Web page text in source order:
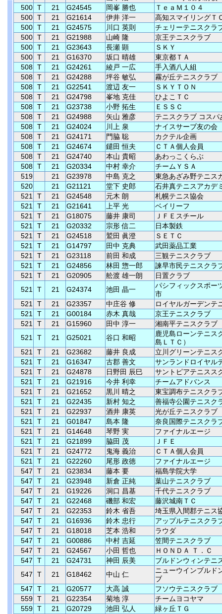
500 T 21 G24545 岡峯 勝也
ＴｅａＭ１０４
500 T 21 G21614 伊井 洋一
高知スマイリングＴ
500 T 21 G24575 川口 英則
チェリーテニスクラ
500 T 21 G21988 山崎 隆
京王テニスクラブ
500 T 21 G23643 長瀬 顕
ＳＫＹ
500 T 21 G16370 坂口 晴雄
東京都ＴＡ
508 T 21 G24261 綾戸 一広
手入酒八人組
508 T 21 G24288 坪谷 敏弘
霧が丘テニスクラブ
508 T 21 G22541 渡辺 友一
ＳＫＹＴＯＮ
508 T 21 G24798 峯地 克佳
ひよこＴＣ
508 T 21 G23738 小野 拓生
ＥＳＳＣ
508 T 21 G24988 矢山 雅彦
テニスクラブ コスパ
508 T 21 G24024 川上 泉
ナイスサーブ友の会
508 T 21 G24171 門脇 聡
カクテル企画
508 T 21 G24674 鑓田 恒夫
ＣＴＡ個人会員
508 T 21 G24740 本山 貴昭
あわっこくらぶ
508 T 21 G20334 中村 幸介
チームＹＳＡ
519
21 G23978 中島 克之
東急あざみ野テニス
520
21 G21121 堂下 史郎
石井真テニスアカデ
521
T 21 G24548 元木 朗
札幌テニス協会
521
T 21 G21641 上平 光
ベイリーフ
521
T 21 G18075 藤井 康司
ＪＦＥスチール
521
T 21 G20332 宗形 信二
日本製鉄
521
T 21 G24518 鷲田 眞澄
ＳＥＴＣ
521
T 21 G14797 田中 克典
武田薬品工業
521
T 21 G23118 前田 和成
三観テニスクラブ
521
T 21 G24856 林田 惣一郎
諫早市民テニスクラ
521
T 21 G20905 舩渡 雄一朗
日置クラブ
521
T 21 G24374 池田 晶一
パシフィックスポー
市
521
T 21 G23357 中庄谷 修
ロイヤルガーデンテ
521
T 21 G00184 赤木 真哉
京王テニスクラブ
521
T 21 G15960 田中 淳一
湘南平テニスクラブ
521
T 21 G25021 谷口 和昭
鹿児島ローンテニス
島ＬＴＣ）
521
T 21 G23682 藤井 良成
立川グリーンテニス
521
T 21 G16347 古郡 善文
サンランドロイヤル
521
T 21 G24878 日野田 辰巳
サントピアテニスス
521
T 21 G21916 今井 利幸
チームアドバンス
521
T 21 G21652 黒川 晴之
東宝調布テニスクラ
521
T 21 G22435 新村 知之
善福寺公園テニスク
521
T 21 G22937 酒井 康英
光が丘テニスクラブ
521
T 21 G01847 島本 隆
奈良国際テニスクラ
521
T 21 G14648 琴野 実
ファイナルエージ
521
T 21 G21899 脇田 茂
ＪＦＥ
521
T 21 G24772 鬼海 義治
ＣＴＡ個人会員
521
T 21 G22260 尾形 政徳
ファイナルエージ
547
T 21 G23834 藤本 要
福島学院大学
547
T 21 G23948 新倉 正純
葉山テニスクラブ
547
T 21 G19226 洞口 昌基
千代テニスクラブ
547
T 21 G22468 磯部 和宏
藤沢城南ＴＣ
547
T 21 G22353 鈴木 省吾
埼玉県入間郡テニス
547
T 21 G16936 鈴木 忠行
アップルテニスクラ
547
T 21 G18018 芝本 浩和
ラウダ
547
T 21 G00886 中村 吉延
笠間テニスクラブ
547
T 21 G24567 小田 哲也
ＨＯＮＤＡ Ｔ．Ｃ
547
T 21 G24731 神田 辰美
ブルドンウィンテニ
547
T 21 G18462 中山 仁
ニューウインブルド
ブ
547
T 21 G20577 大高 誠
フソウテニスクラブ
559 T 21 G22354 菊地 淳
チームヨコヤマ
559 T 21 G20729 池田 弘人
緑ヶ丘ＴＧ